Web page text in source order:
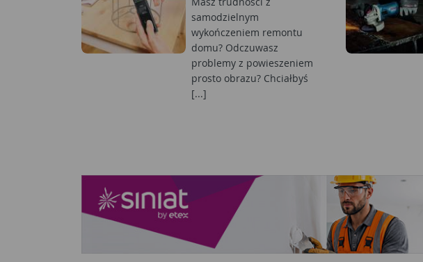
samodzielnym
wykończeniem remontu
domu? Odczuwasz
problemy z powieszeniem
prosto obrazu? Chciałbyś
[...]